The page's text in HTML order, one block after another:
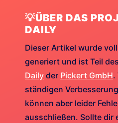
💡ÜBER DAS
DAILY
Dieser Artikel wurde
generiert und ist Teil
Daily der Pickert GmbH.
ständigen
können aber leider
ausschließen. Sollte dir